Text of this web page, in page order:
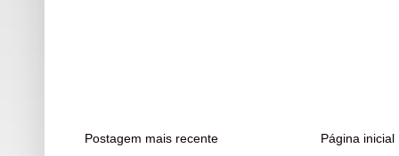
Postagem mais recente Página inicial